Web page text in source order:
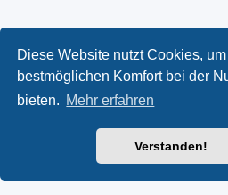
Diese Website nutzt Cookies,
bestmöglichen Komfort bei der
bieten. Mehr erfahren
Verstanden!